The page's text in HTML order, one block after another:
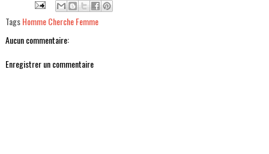
TagsHomme Cherche Femme
Aucun commentaire:
Enregistrer un commentaire